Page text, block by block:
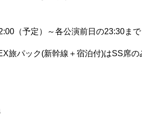
（予定）～各公演前日の23:30まで
旅パック(新幹線＋宿泊付)はSS席